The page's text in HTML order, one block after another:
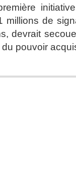
millions de
devrait
pouvoir